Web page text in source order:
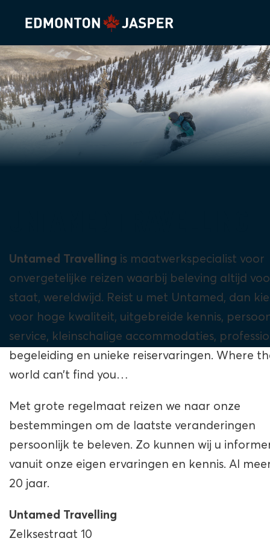
Untamed Travelling is maatwerkspecialist voor
onvergetelijke reizen waarbij beleving altijd
staat, wereldwijd. Reist u met Untamed, dan
voor hoge kwaliteit, uitgebreide kennis,
service, kleinschalige accommodaties,
begeleiding en unieke reiservaringen. Where
world can’t find you…
Met grote regelmaat reizen we naar onze
bestemmingen om de laatste veranderingen
persoonlijk te beleven. Zo kunnen wij u
vanuit onze eigen ervaringen en kennis. Al
20 jaar.
Untamed Travelling
Zelksestraat 10